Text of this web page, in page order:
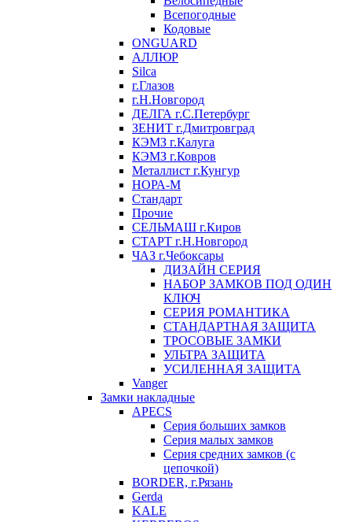
Всепогодные
Кодовые
ONGUARD
АЛЛЮР
Silca
г.Глазов
г.Н.Новгород
ДЕЛГА г.С.Петербург
ЗЕНИТ г.Дмитровград
КЭМЗ г.Калуга
КЭМЗ г.Ковров
Металлист г.Кунгур
НОРА-М
Стандарт
Прочие
СЕЛЬМАШ г.Киров
СТАРТ г.Н.Новгород
ЧАЗ г.Чебоксары
ДИЗАЙН СЕРИЯ
НАБОР ЗАМКОВ ПОД ОДИН
КЛЮЧ
СЕРИЯ РОМАНТИКА
СТАНДАРТНАЯ ЗАЩИТА
ТРОСОВЫЕ ЗАМКИ
УЛЬТРА ЗАЩИТА
УСИЛЕННАЯ ЗАЩИТА
Vanger
Замки накладные
APECS
Серия больших замков
Серия малых замков
Серия средних замков (с
цепочкой)
BORDER, г.Рязань
Gerda
KALE